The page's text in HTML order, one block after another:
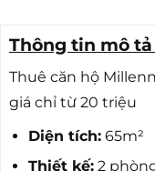
Thông tin mô tả
Thuê căn hộ
giá chỉ từ 20 triệu
Diện tích:65m²
Thiết kế:2